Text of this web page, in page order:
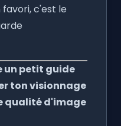
c'est le
un petit guide
ton visionnage
qualité d'image